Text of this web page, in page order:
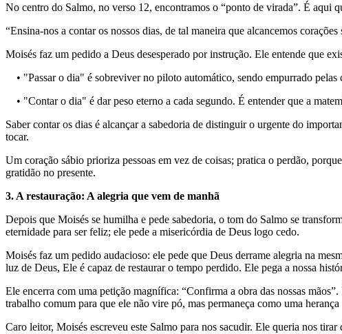
No centro do Salmo, no verso 12, encontramos o “ponto de virada”. É aqui
“Ensina-nos a contar os nossos dias, de tal maneira que alcancemos corações
Moisés faz um pedido a Deus desesperado por instrução. Ele entende que
• "Passar o dia" é sobreviver no piloto automático, sendo empurrado pelas
• "Contar o dia" é dar peso eterno a cada segundo. É entender que a
Saber contar os dias é alcançar a sabedoria de distinguir o urgente do
tocar.
Um coração sábio prioriza pessoas em vez de coisas; pratica o perdão,
gratidão no presente.
3. A restauração: A alegria que vem de manhã
Depois que Moisés se humilha e pede sabedoria, o tom do Salmo se
eternidade para ser feliz; ele pede a misericórdia de Deus logo cedo.
Moisés faz um pedido audacioso: ele pede que Deus derrame alegria na
luz de Deus, Ele é capaz de restaurar o tempo perdido. Ele pega a nossa
Ele encerra com uma petição magnífica: “Confirma a obra das nossas
trabalho comum para que ele não vire pó, mas permaneça como uma herança
Caro leitor, Moisés escreveu este Salmo para nos sacudir. Ele queria nos